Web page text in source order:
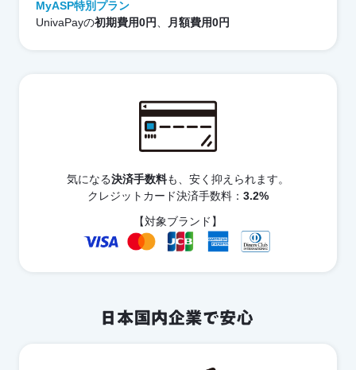
MyASP特別プラン
UnivaPayの初期費用0円 月額費用0円
気になる決済手数料も、安く抑えられます。
クレジットカード決済手数料： 3.2%
【対象ブランド】